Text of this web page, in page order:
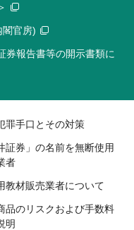
閣官房)
券報告書等の開示書類に
罪手口とその対策
証券」の名前を無断使用
者
教材販売業者について
品のリスクおよび手数料
明